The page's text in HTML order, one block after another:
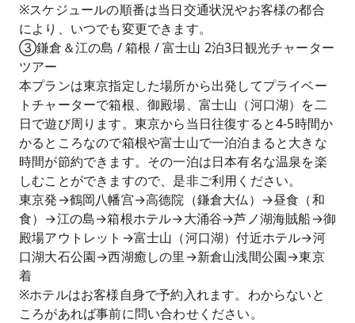
※スケジュールの順番は当日交通状況やお客様の都合
により、いつでも変更できます。
③鎌倉＆江の島 / 箱根 / 富士山 2泊3日観光チャーター
ツアー
本プランは東京指定した場所から出発してプライベー
トチャーターで箱根、御殿場、富士山（河口湖）を二
日で遊び周ります。東京から当日往復すると4-5時間か
かるところなので箱根や富士山で一泊泊まると大きな
時間が節約できます。その一泊は日本有名な温泉を楽
しむことができますので、是非ご利用ください。
東京発→鶴岡八幡宫→高德院（鎌倉大仏）→昼食（和
食）→江の島→箱根ホテル→大涌谷→芦ノ湖海賊船→御
殿場アウトレット→富士山（河口湖）付近ホテル→河
口湖大石公園→西湖癒しの里→新倉山浅間公園→東京
着
※ホテルはお客様自身で予約入れます。わからないと
ころがあれば事前に問い合わせください。